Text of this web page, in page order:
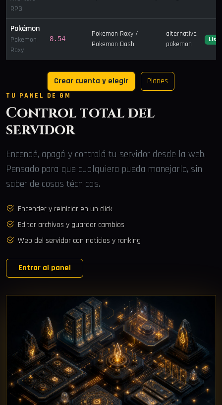
RPG
Pokémon
Pokemon
Roxy
8.54
Pokemon Roxy /
Pokemon Dash
alternative
pokemon
Listo
Crear cuenta y elegir Planes
TU PANEL DE GM
Control total del
servidor
Encendé, apagá y controlá tu servidor desde la web.
Pensado para que cualquiera pueda manejarlo, sin
saber de cosas técnicas.
Encender y reiniciar en un click
Editar archivos y guardar cambios
Web del servidor con noticias y ranking
Entrar al panel